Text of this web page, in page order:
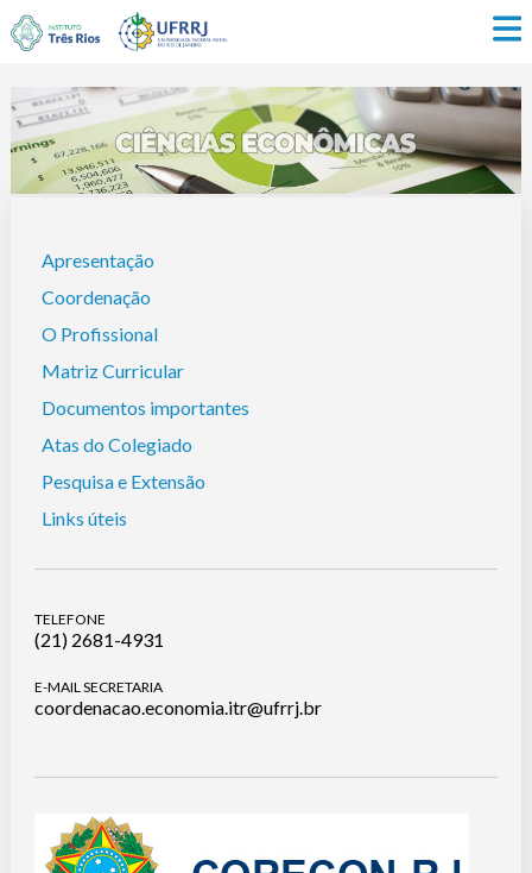
Apresentação
Coordenação
O Profissional
Matriz Curricular
Documentos importantes
Atas do Colegiado
Pesquisa e Extensão
Links úteis
TELEFONE
(21) 2681-4931
E-MAIL SECRETARIA
coordenacao.economia.itr@ufrrj.br